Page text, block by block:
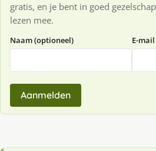
gratis, en je bent in goed
lezen mee.
Naam (optioneel) E-mail
Aanmelden